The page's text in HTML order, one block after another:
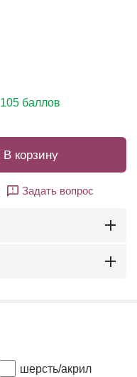
105 баллов
В корзину
Задать вопрос
шерсть/акрил